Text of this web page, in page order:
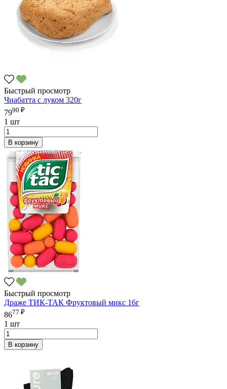
Быстрый просмотр
Чиабатта с луком 320г
7990 ₽
1 шт
В корзину
Быстрый просмотр
Драже ТИК-ТАК Фруктовый микс 16г
8677 ₽
1 шт
В корзину